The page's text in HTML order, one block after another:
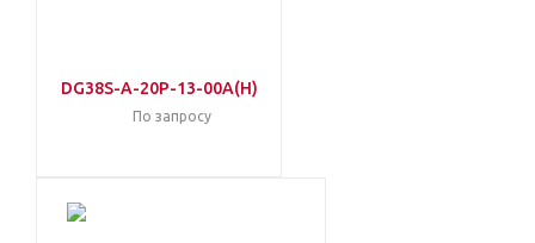
DG38S-A-20P-13-00A(H)
По запросу